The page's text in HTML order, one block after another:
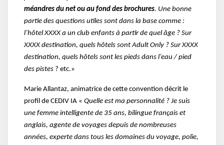
méandres du net ou au fond des brochures. Une bonne
partie des questions utiles sont dans la base comme :
l’hôtel XXXX a un club enfants à partir de quel âge ? Sur
XXXX destination, quels hôtels sont Adult Only ? Sur XXXX
destination, quels hôtels sont les pieds dans l’eau / pied
des pistes ? etc.»
Marie Allantaz, animatrice de cette convention décrit le
profil de CEDIV IA « Quelle est ma personnalité ? Je suis
une femme intelligente de 35 ans, bilingue français et
anglais, agente de voyages depuis de nombreuses
années, experte dans tous les domaines du voyage, polie,